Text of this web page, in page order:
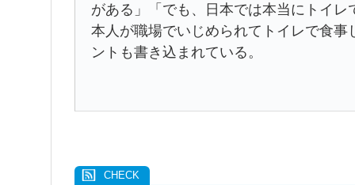
がある」「でも、日本では本当にトイ
本人が職場でいじめられてトイレで食
ントも書き込まれている。